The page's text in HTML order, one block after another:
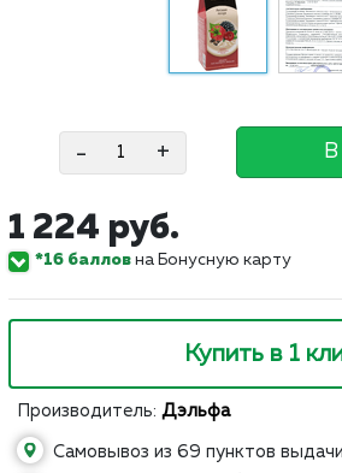
- +
1 224 руб.
*16 баллов на Бонусную карту
Купить в 1
Производитель: Дэльфа
Самовывоз из 69 пунктов